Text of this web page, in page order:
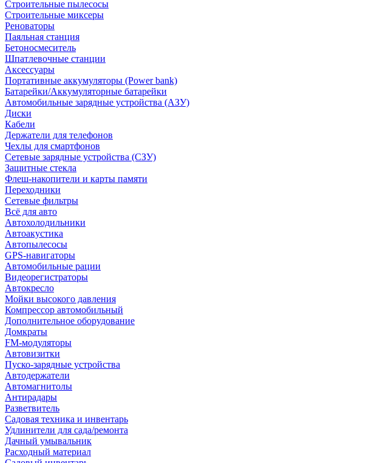
Строительные пылесосы
Строительные миксеры
Реноваторы
Паяльная станция
Бетоносмеситель
Шпатлевочные станции
Аксессуары
Портативные аккумуляторы (Power bank)
Батарейки/Аккумуляторные батарейки
Автомобильные зарядные устройства (АЗУ)
Диски
Кабели
Держатели для телефонов
Чехлы для смартфонов
Сетевые зарядные устройства (СЗУ)
Защитные стекла
Флеш-накопители и карты памяти
Переходники
Сетевые фильтры
Всё для авто
Автохолодильники
Автоакустика
Автопылесосы
GPS-навигаторы
Автомобильные рации
Видеорегистраторы
Автокресло
Мойки высокого давления
Компрессор автомобильный
Дополнительное оборудование
Домкраты
FM-модуляторы
Автовизитки
Пуско-зарядные устройства
Автодержатели
Автомагнитолы
Антирадары
Разветвитель
Садовая техника и инвентарь
Удлинители для сада/ремонта
Дачный умывальник
Расходный материал